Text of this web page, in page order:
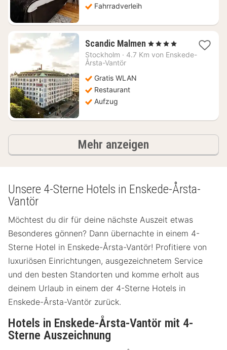
Fahrradverleih
Scandic Malmen 1
Nacht
, 4 Sterne
Stockholm · 4.7 Km von Enskede-
Årsta-Vantör
Gratis WLAN
Restaurant
Aufzug
Mehr anzeigen
Unsere 4-Sterne Hotels in Enskede-Årsta-
Vantör
Möchtest du dir für deine nächste Auszeit etwas
Besonderes gönnen? Dann übernachte in einem 4-
Sterne Hotel in Enskede-Årsta-Vantör! Profitiere von
luxuriösen Einrichtungen, ausgezeichnetem Service
und den besten Standorten und komme erholt aus
deinem Urlaub in einem der 4-Sterne Hotels in
Enskede-Årsta-Vantör zurück.
Hotels in Enskede-Årsta-Vantör mit 4-
Sterne Auszeichnung